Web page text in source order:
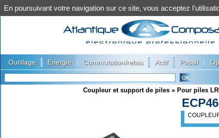
Outillage Energie Commutation/relais Actif Passif
Coupleur et support de piles » Pour piles
En poursuivant votre navigation sur ce site, vous acceptez